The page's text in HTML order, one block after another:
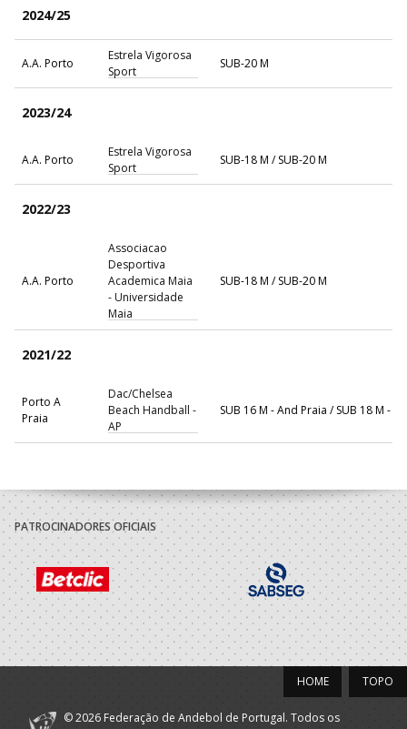
2024/25
A.A. Porto
Estrela Vigorosa
Sport
SUB-20 M
2023/24
A.A. Porto
Estrela Vigorosa
Sport
SUB-18 M / SUB-20 M
2022/23
A.A. Porto
Associacao
Desportiva
Academica Maia
- Universidade
Maia
SUB-18 M / SUB-20 M
2021/22
Porto A
Praia
Dac/Chelsea
Beach Handball -
AP
SUB 16 M - And Praia / SUB 18 M -
A.A. Porto
Academica Maia
- Universidade
Maia
SUB-16 M / SUB-18 M
2020/21
A.A. Porto
Associacao
Desportiva
Academica Maia
- Universidade
Maia
SUB-15 M / SUB-17 M
2019/20
PATROCINADORES OFICIAIS
TOPO
HOME
© 2026 Federação de Andebol de Portugal. Todos os